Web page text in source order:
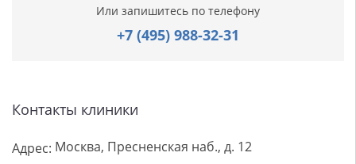
Или запишитесь по телефону
+7 (495) 988-32-31
Контакты клиники
Адрес: Москва, Пресненская наб., д. 12